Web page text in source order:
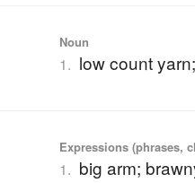
Noun
1. low count
Expressions (phrases,
1. big arm;